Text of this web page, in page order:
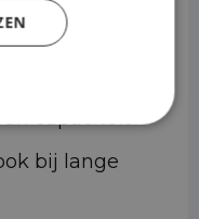
capaciteit
bij lange